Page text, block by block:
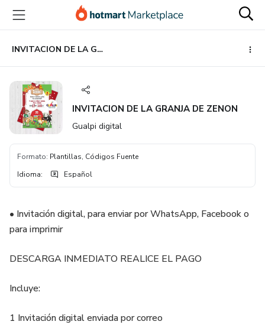
principal
página
de
página
INVITACION DE LA GRANJA DE ZENON
INVITACION DE LA GRANJA DE ZENON
Gualpi digital
Formato: Plantillas, Códigos Fuente
Idioma: Español
• Invitación digital, para enviar por WhatsApp, Facebook o
para imprimir
DESCARGA INMEDIATO REALICE EL PAGO
Incluye:
1 Invitación digital enviada por correo